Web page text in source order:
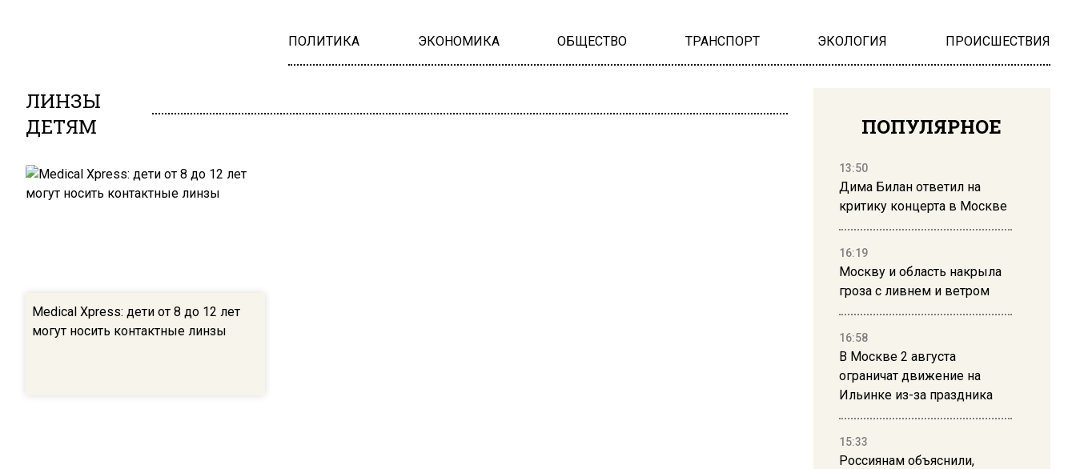
ПОЛИТИКА ЭКОНОМИКА ОБЩЕСТВО ТРАНСПОРТ ЭКОЛОГИЯ ПРОИСШЕСТВИЯ
ЛИНЗЫ
ДЕТЯМ
Medical Xpress: дети от 8 до 12 лет
могут носить контактные линзы
ПОПУЛЯРНОЕ
13:50
Дима Билан ответил на
критику концерта в Москве
16:19
Москву и область накрыла
гроза с ливнем и ветром
16:58
В Москве 2 августа
ограничат движение на
Ильинке из-за праздника
15:33
Россиянам объяснили,